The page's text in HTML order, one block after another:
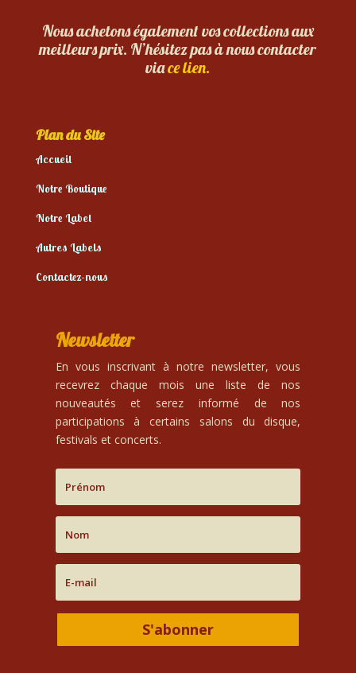
Nous achetons également vos collections aux
meilleurs prix. N’hésitez pas à nous contacter
viace lien.
Plan du Site
Accueil
Notre Boutique
Notre Label
Autres Labels
Contactez-nous
Newsletter
En vous inscrivant à notre newsletter, vous
recevrez chaque mois une liste de nos
nouveautés et serez informé de nos
participations à certains salons du disque,
festivals et concerts.
S'abonner